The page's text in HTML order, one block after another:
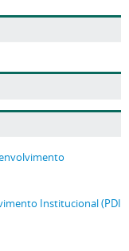
Institucional (PDI